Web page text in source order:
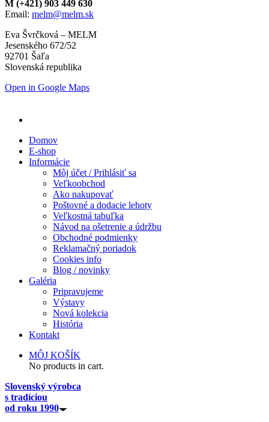
M (+421) 903 449 630
Email: melm@melm.sk
Eva Švrčková – MELM
Jesenského 672/52
92701 Šaľa
Slovenská republika
Open in Google Maps
Domov
E-shop
Informácie
Môj účet / Prihlásiť sa
Veľkoobchod
Ako nakupovať
Poštovné a dodacie lehoty
Veľkostná tabuľka
Návod na ošetrenie a údržbu
Obchodné podmienky
Reklamačný poriadok
Cookies info
Blog / novinky
Galéria
Pripravujeme
Výstavy
Nová kolekcia
História
Kontakt
MÔJ KOŠÍK
No products in cart.
Slovenský výrobca
s tradíciou
od roku 1990